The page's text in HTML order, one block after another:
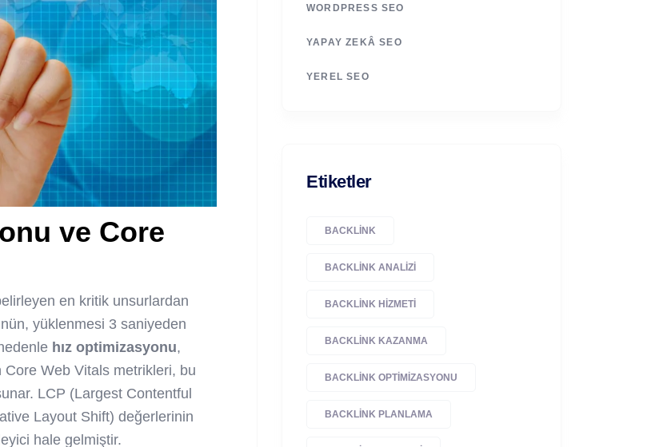
ve Core
en kritik unsurlardan
yüklenmesi 3 saniyeden
hız optimizasyonu,
Core Web Vitals metrikleri, bu
LCP (Largest Contentful
Layout Shift) değerlerinin
hale gelmiştir.
WORDPRESS SEO
YAPAY ZEKÂ SEO
YEREL SEO
Etiketler
BACKLINK
BACKLINK ANALIZI
BACKLINK HIZMETI
BACKLINK KAZANMA
BACKLINK OPTIMIZASYONU
BACKLINK PLANLAMA